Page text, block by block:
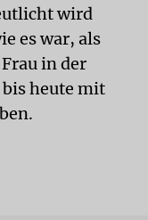
wird
es war, als
in der
heute mit